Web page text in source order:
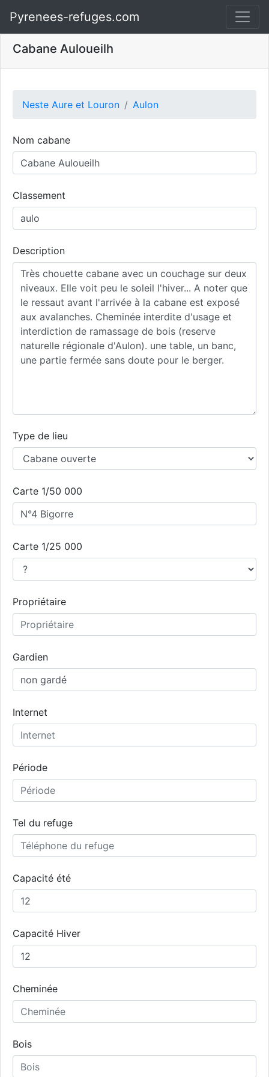
Pyrenees-refuges.com
Cabane Auloueilh
Neste Aure et Louron Aulon
Nom cabane
Classement
Description
Type de lieu
Carte 1/50 000
Carte 1/25 000
Propriétaire
Gardien
Internet
Période
Tel du refuge
Capacité été
Capacité Hiver
Cheminée
Bois